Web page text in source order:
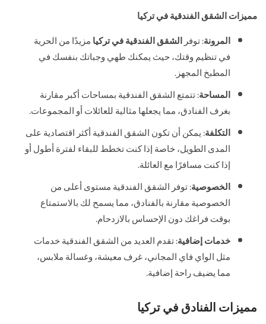
مميزات الشقق الفندقية في تركيا
المرونة: توفرالشقق الفندقية في تركيامزيدًا من الحرية
في تنظيم وقتك، حيث يمكنك طهي وجباتك بنفسك في
المطبخ المجهز.
المساحة: تتمتع الشقق الفندقية بمساحات أكبر مقارنة
بغرف الفنادق، مما يجعلها مثالية للعائلات أو المجموعات.
التكلفة: يمكن أن تكون الشقق الفندقية أكثر اقتصادية على
المدى الطويل، خاصة إذا كنت تخطط للبقاء لفترة أطول أو
إذا كنت مسافرًا مع العائلة.
الخصوصية: توفر الشقق الفندقية مستوى أعلى من
الخصوصية مقارنة بالفنادق، مما يسمح لك بالاستمتاع
بوقت فراغك دون الإحساس بالازدحام.
خدمات إضافية: تقدم العديد من الشقق الفندقية خدمات
مثل الواي فاي المجاني، غرف معيشة، وغسالة ملابس،
مما يضيف راحة إضافية.
مميزات الفنادق في تركيا